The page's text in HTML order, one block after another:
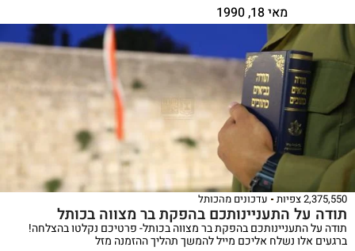
מאי 18, 1990
2,375,550 צפיות עדכונים מהכותל
תודה על התעניינותכם בהפקת בר מצווה בכותל
תודה על התעניינותכם בהפקת בר מצווה בכותל- פרטיכם נקלטו בהצלחה!
ברגעים אלו נשלח אליכם מייל להמשך תהליך ההזמנה מזל